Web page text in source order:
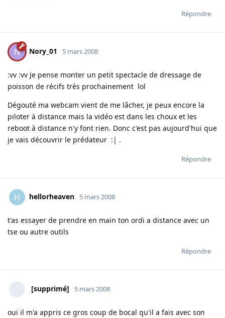
Répondre
N Nory_01 5 mars 2008
:vv :vv Je pense monter un petit spectacle de dressage de
poisson de récifs très prochainement lol
Dégouté ma webcam vient de me lâcher, je peux encore la
piloter à distance mais la vidéo est dans les choux et les
reboot à distance n'y font rien. Donc c'est pas aujourd'hui que
je vais découvrir le prédateur :| .
Répondre
H hellorheaven 5 mars 2008
t'as essayer de prendre en main ton ordi a distance avec un
tse ou autre outils
Répondre
[supprimé] 5 mars 2008
oui il m'a appris ce gros coup de bocal qu'il a fais avec son